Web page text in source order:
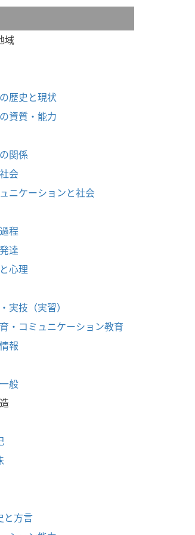
域
歴史と現状
資質・能力
関係
会
ニケーションと社会
程
達
心理
実技（実習）
・コミュニケーション教育
報
般
と方言